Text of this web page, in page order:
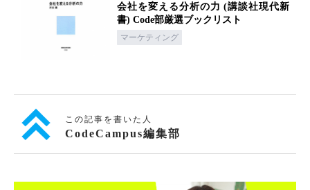
会社を変える分析の力 (講談社現代新
書) Code部厳選ブックリスト
マーケティング
この記事を書いた人
CodeCampus編集部